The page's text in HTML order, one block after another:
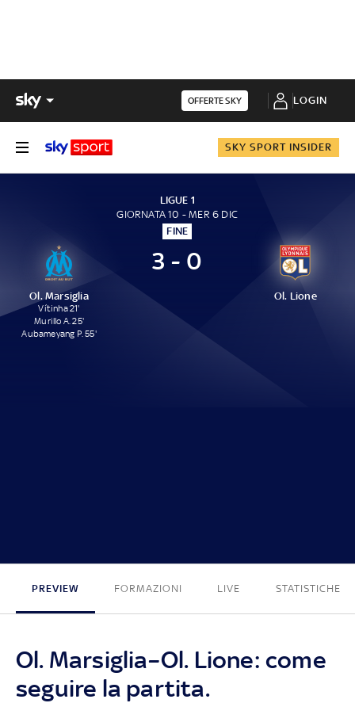
OFFERTE SKY LOGIN
SKY SPORT INSIDER
LIGUE 1
GIORNATA 10 - MER 6 DIC
FINE
Ol. Marsiglia
Vítinha 21'
Murillo A. 25'
Aubameyang P. 55'
3 - 0
Ol. Lione
PREVIEW FORMAZIONI LIVE STATISTICHE
Ol. Marsiglia–Ol. Lione: come
seguire la partita.